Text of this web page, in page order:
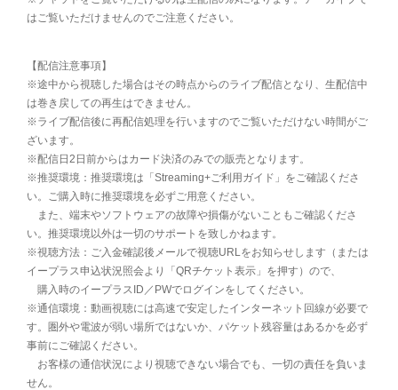
はご覧いただけませんのでご注意ください。
【配信注意事項】
※途中から視聴した場合はその時点からのライブ配信となり、生配信中
は巻き戻しての再生はできません。
※ライブ配信後に再配信処理を行いますのでご覧いただけない時間がご
ざいます。
※配信日2日前からはカード決済のみでの販売となります。
※推奨環境：推奨環境は「Streaming+ご利用ガイド」をご確認くださ
い。ご購入時に推奨環境を必ずご用意ください。
また、端末やソフトウェアの故障や損傷がないこともご確認くださ
い。推奨環境以外は一切のサポートを致しかねます。
※視聴方法：ご入金確認後メールで視聴URLをお知らせします（または
イープラス申込状況照会より「QRチケット表示」を押す）ので、
購入時のイープラスID／PWでログインをしてください。
※通信環境：動画視聴には高速で安定したインターネット回線が必要で
す。圏外や電波が弱い場所ではないか、パケット残容量はあるかを必ず
事前にご確認ください。
お客様の通信状況により視聴できない場合でも、一切の責任を負いま
せん。